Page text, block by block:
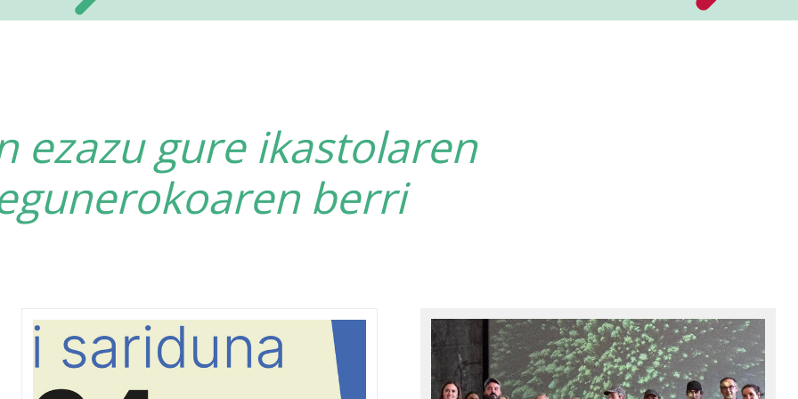
ezazu gure ikastolaren
berri